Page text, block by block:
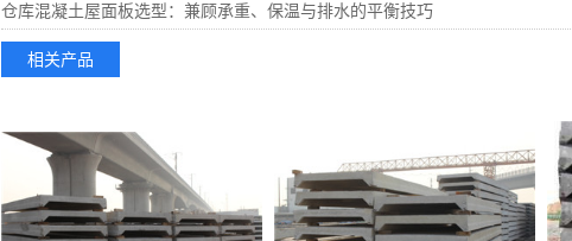
仓库混凝土屋面板选型：兼顾承重、保温与排水的平衡技巧
相关产品